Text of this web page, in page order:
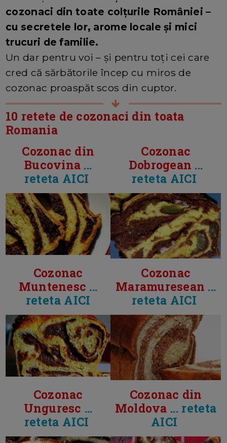
cozonaci din toate colțurile României –
cu secretele lor, arome locale și mici
trucuri de familie.
Un dar pentru voi – și pentru toți cei care
cred că sărbătorile încep cu miros de
cozonac proaspăt scos din cuptor.
10 retete de cozonaci din toata
Romania
Cozonac din
Bucovina ...
reteta AICI
Cozonac
Dobrogean ...
reteta AICI
Cozonac
Muntenesc ...
reteta AICI
Cozonac
Maramuresean ...
reteta AICI
Cozonac
Unguresc ...
reteta AICI
Cozonac din
Moldova ... reteta
AICI